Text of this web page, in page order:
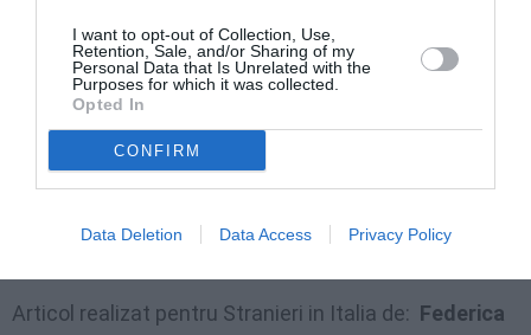
I want to opt-out of Collection, Use,
Retention, Sale, and/or Sharing of my
Personal Data that Is Unrelated with the
Purposes for which it was collected.
Opted In
CONFIRM
Data Deletion Data Access Privacy Policy
Prin urmare în cazul unui fals, declarantul este expus
unui denunț la autoritatea judiciară; din acest motiv
poate fi deci oportun și util să se solicite – înainte de
autocertificare – o căutare a cazierului judiciar la
instanța de la locul de domiciliu, o adeverință din care
Articol realizat pentru Stranieri in Italia de: Federica